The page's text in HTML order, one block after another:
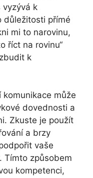
vyzývá k
důležitosti přímé
mi to narovinu,
říct na rovinu“
k
může
dovednosti a
Zkuste je použít
a brzy
vaše
Tímto způsobem
kompetenci,